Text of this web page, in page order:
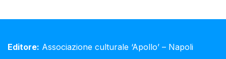
Editore: Associazione culturale ‘Apollo’ – Napoli